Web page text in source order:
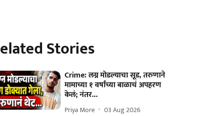
Stories
Crime: लग्न मोडल्याचा सूड, तरुणाने
मामाच्या १ वर्षांच्या बाळाचं अपहरण
केलं; नंतर...
Priya More 03 Aug 2026